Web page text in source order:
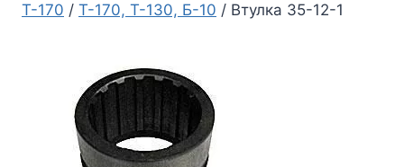
Т-170 / Т-170, Т-130, Б-10 / Втулка 35-12-1